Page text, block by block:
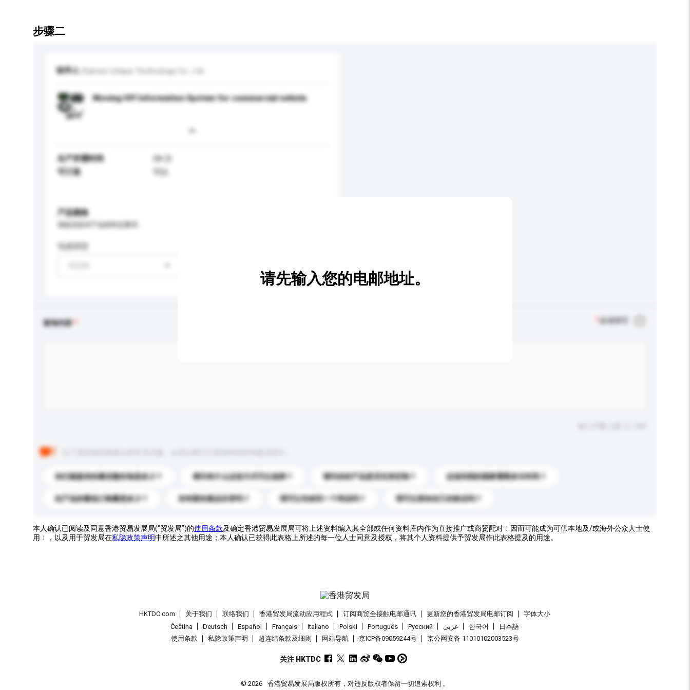
步骤二
收件人 Xiamen Unique Technology Co., Ltd.
Moving Off Information System for commercial vehicle
生产所需时间
28 日
可订造
可以
产品规格
电源类型
查询内容 必须填写
你们能提供的最优惠价格是多少？ 请问有什么运送方式可以选择？ 请问你的产品是否支持定制？ 运送到我的国家需要多长时间？
此产品的最低订购量是多少？ 你有新的產品目录吗？ 我可以先收到一个样品吗？ 我可以添加自己的标志吗？
请先输入您的电邮地址。
本人确认已阅读及同意香港贸易发展局(“贸发局”)的使用条款及确定香港贸易发展局可将上述资料编入其全部或任何资料库内作为直接推广或商贸配对﹝因而可能成为可供本地及/或海外公众人士使
用﹞，以及用于贸发局在私隐政策声明中所述之其他用途；本人确认已获得此表格上所述的每一位人士同意及授权，将其个人资料提供予贸发局作此表格提及的用途。
HKTDC.com 关于我们 联络我们 香港贸发局流动应用程式 订阅商贸全接触电邮通讯 更新您的香港贸发局电邮订阅
字体大小
Čeština
Deutsch Español Français Italiano Polski Português Pусский عربى 한국어
日本語
使用条款
私隐政策声明 超连结条款及细则 网站导航 京ICP备09059244号 京公网安备 11010102003523号
关注 HKTDC
© 2026 香港贸易发展局版权所有，对违反版权者保留一切追索权利 。